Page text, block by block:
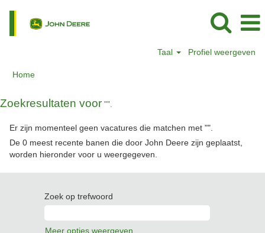
Taal Profiel weergeven
Home
Zoekresultaten voor "".
Er zijn momenteel geen vacatures die matchen met "".
De 0 meest recente banen die door John Deere zijn geplaatst,
worden hieronder voor u weergegeven.
Zoek op trefwoord
Meer opties weergeven